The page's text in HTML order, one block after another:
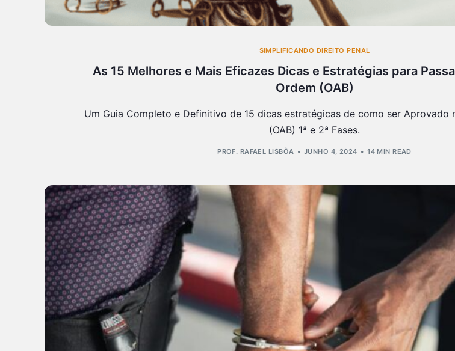
SIMPLIFICANDO DIREITO PENAL
As 15 Melhores e Mais Eficazes Dicas e Estratégias para
Ordem (OAB)
Um Guia Completo e Definitivo de 15 dicas estratégicas de como ser Aprovado
(OAB) 1ª e 2ª Fases.
PROF. RAFAEL LISBÔA JUNHO 4, 2024 14 MIN READ